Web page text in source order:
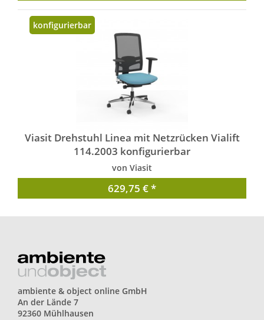
Viasit Drehstuhl Linea mit Netzrücken Vialift
114.2003 konfigurierbar
von Viasit
konfigurierbar
629,75 € *
ambiente & object online GmbH
An der Lände 7
92360 Mühlhausen